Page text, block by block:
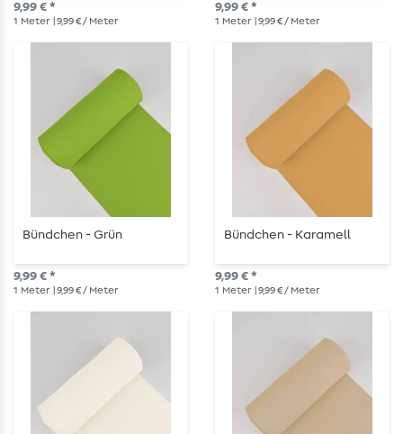
9,99 € *
1 Meter | 9,99 € / Meter
9,99 € *
1 Meter | 9,99 € / Meter
Bündchen - Grün
9,99 € *
1 Meter | 9,99 € / Meter
Bündchen - Karamell
9,99 € *
1 Meter | 9,99 € / Meter